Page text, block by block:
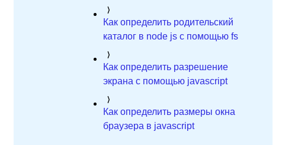
Как определить родительский
каталог в node js c помощью fs
Как определить разрешение
экрана с помощью javascript
Как определить размеры окна
браузера в javascript